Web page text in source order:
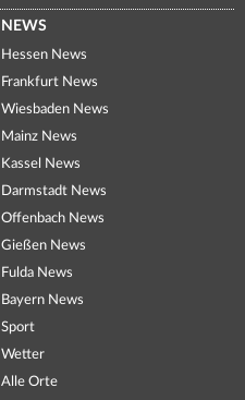
NEWS
Hessen News
Frankfurt News
Wiesbaden News
Mainz News
Kassel News
Darmstadt News
Offenbach News
Gießen News
Fulda News
Bayern News
Sport
Wetter
Alle Orte